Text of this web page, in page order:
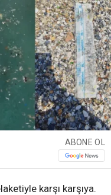
ABONE OL
karşı karşıya.